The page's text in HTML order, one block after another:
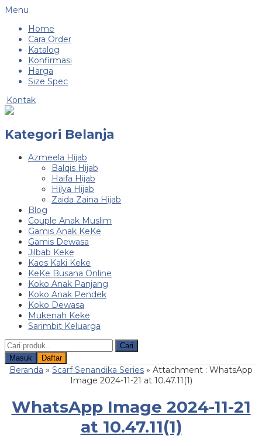
Menu
Home
Cara Order
Katalog
Konfirmasi
Harga
Size Spec
Kontak
Kategori Belanja
Azmeela Hijab
Balqis Hijab
Haifa Hijab
Hilya Hijab
Zaida Zaina Hijab
Blog
Couple Anak Muslim
Gamis Anak KeKe
Gamis Dewasa
Jilbab Keke
Kaos Kaki Keke
KeKe Busana Online
Koko Anak Panjang
Koko Anak Pendek
Koko Dewasa
Mukenah Keke
Sarimbit Keluarga
Cari
Masuk
Daftar
Beranda » Scarf Senandika Series » Attachment : WhatsApp
Image 2024-11-21 at 10.47.11(1)
WhatsApp Image 2024-11-21
at 10.47.11(1)